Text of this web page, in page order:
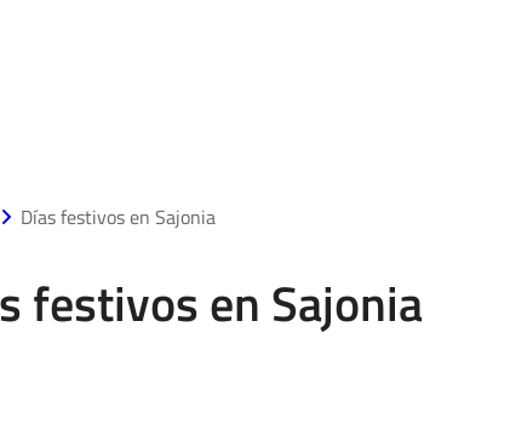
Días festivos en Sajonia
festivos en Sajonia